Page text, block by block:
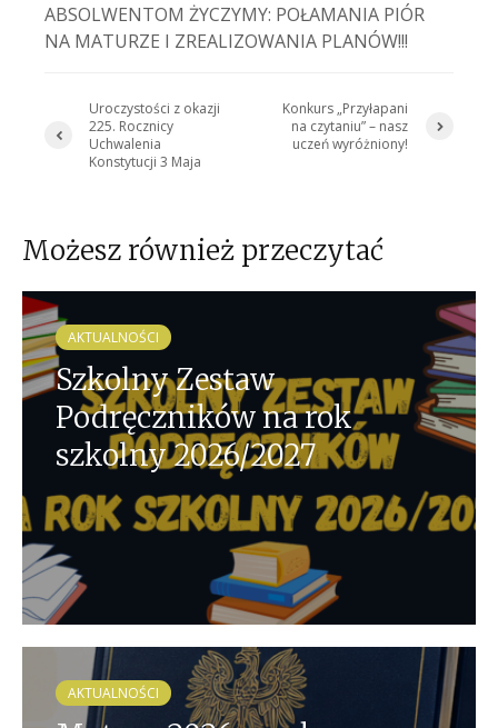
ABSOLWENTOM ŻYCZYMY: POŁAMANIA PIÓR
NA MATURZE I ZREALIZOWANIA PLANÓW!!!
Uroczystości z okazji
225. Rocznicy
Uchwalenia
Konstytucji 3 Maja
Konkurs „Przyłapani
na czytaniu” – nasz
uczeń wyróżniony!
Możesz również przeczytać
AKTUALNOŚCI
Szkolny Zestaw
Podręczników na rok
szkolny 2026/2027
AKTUALNOŚCI